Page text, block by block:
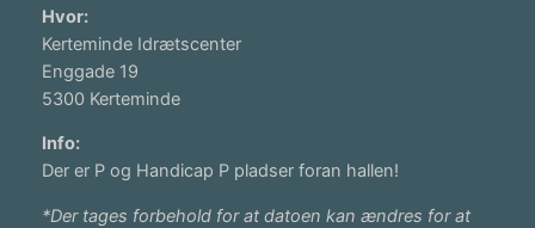
Hvor:
Kerteminde Idrætscenter
Enggade 19
5300 Kerteminde
Info:
Der er P og Handicap P pladser foran hallen!
*Der tages forbehold for at datoen kan ændres for at